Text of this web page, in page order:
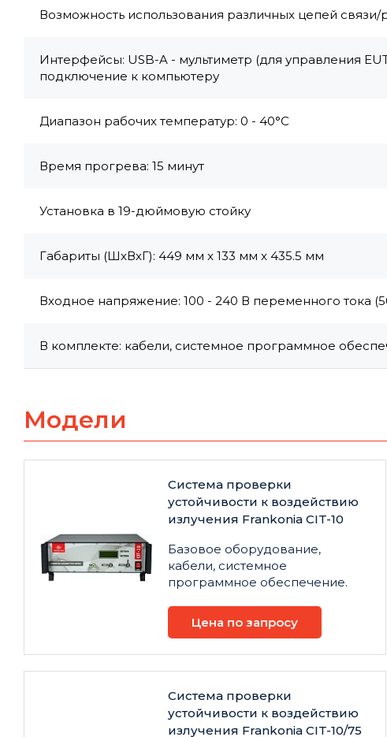
Возможность использования различных цепей связи/
Интерфейсы: USB-A - мультиметр (для управления
подключение к компьютеру
Диапазон рабочих температур: 0 - 40°C
Время прогрева: 15 минут
Установка в 19-дюймовую стойку
Габариты (ШхВхГ): 449 мм x 133 мм x 435.5 мм
Входное напряжение: 100 - 240 В переменного тока
В комплекте: кабели, системное программное
Модели
Cистема проверки
устойчивости к воздействию
излучения Frankonia CIT-10
Базовое оборудование,
кабели, системное
программное обеспечение.
Цена по запросу
Cистема проверки
устойчивости к воздействию
излучения Frankonia CIT-10/75